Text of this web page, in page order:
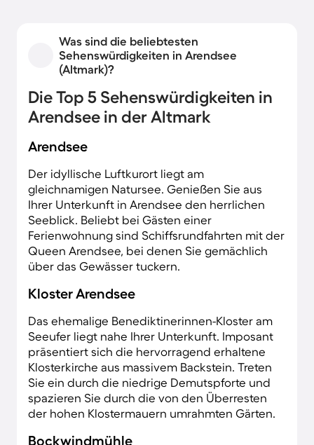
Was sind die beliebtesten
Sehenswürdigkeiten in Arendsee
(Altmark)?
Die Top 5 Sehenswürdigkeiten in
Arendsee in der Altmark
Arendsee
Der idyllische Luftkurort liegt am
gleichnamigen Natursee. Genießen Sie aus
Ihrer Unterkunft in Arendsee den herrlichen
Seeblick. Beliebt bei Gästen einer
Ferienwohnung sind Schiffsrundfahrten mit der
Queen Arendsee, bei denen Sie gemächlich
über das Gewässer tuckern.
Kloster Arendsee
Das ehemalige Benediktinerinnen-Kloster am
Seeufer liegt nahe Ihrer Unterkunft. Imposant
präsentiert sich die hervorragend erhaltene
Klosterkirche aus massivem Backstein. Treten
Sie ein durch die niedrige Demutspforte und
spazieren Sie durch die von den Überresten
der hohen Klostermauern umrahmten Gärten.
Bockwindmühle